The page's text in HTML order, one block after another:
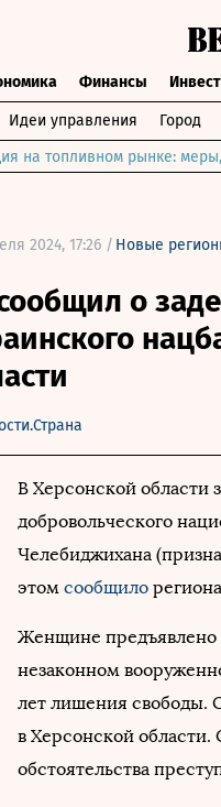
Финансы
Идеи управления Город
на топливном рынке:
2024, 17:26 / Новые
о
В Херсонской области
добровольческого
Челебиджихана
этом сообщило
Женщине предъявлено
незаконном
лет лишения свободы.
в Херсонской области.
обстоятельства